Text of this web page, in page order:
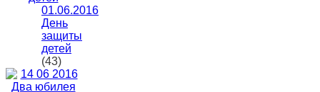
01.06.2016
День
защиты
детей
(43)